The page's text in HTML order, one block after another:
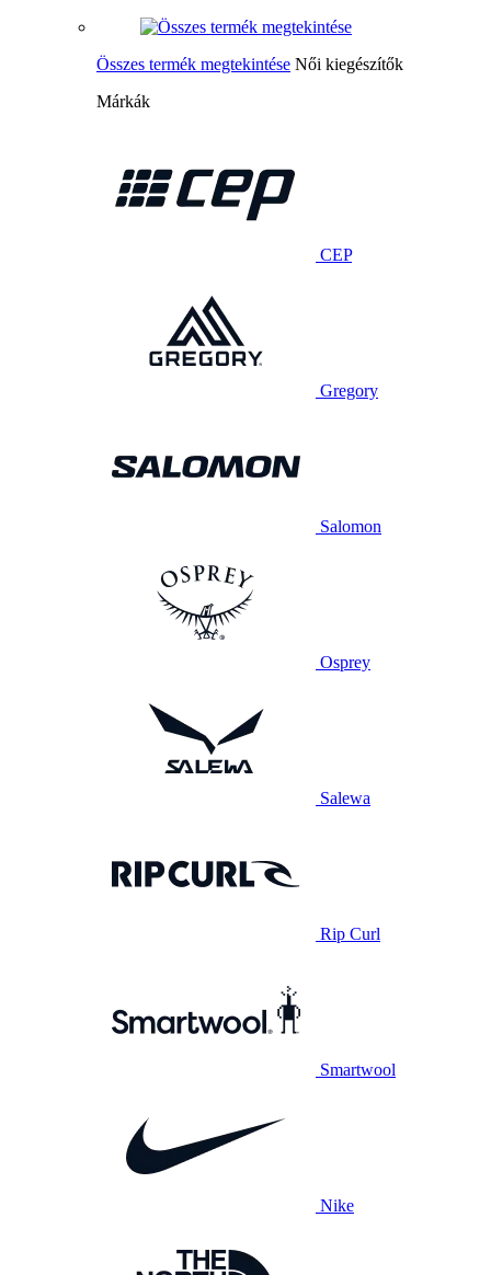
Összes termék megtekintése Női kiegészítők
Márkák
CEP
Gregory
Salomon
Osprey
Salewa
Rip Curl
Smartwool
Nike